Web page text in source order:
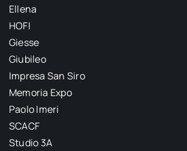
Ellena
HOFI
Giesse
Giubileo
Impresa San Siro
Memoria Expo
Paolo Imeri
SCACF
Studio 3A